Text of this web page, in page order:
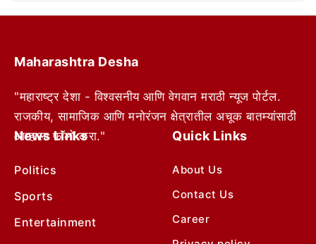
Maharashtra Desha
"महाराष्ट्र देशा - विश्वसनीय आणि वेगवान मराठी न्यूज पोर्टल.
राजकीय, सामाजिक आणि मनोरंजन क्षेत्रातील अचूक बातम्यांसाठी
आम्हाला फॉलो करा."
News Links
Politics
Sports
Entertainment
Quick Links
About Us
Contact Us
Career